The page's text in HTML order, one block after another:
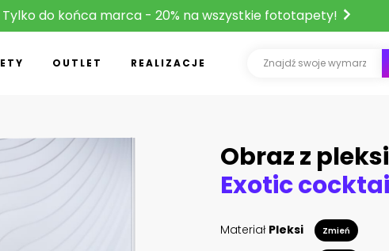
Tylko do końca marca - 20% na wszystkie fototapety!
OUTLET REALIZACJE
Obraz z pleksi
Materiał Pleksi Zmień